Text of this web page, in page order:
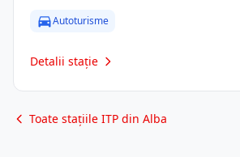
Autoturisme
Detalii stație
Toate stațiile ITP din Alba